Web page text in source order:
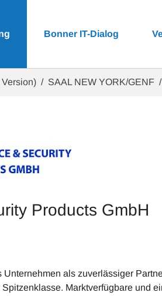
Bonner IT-Dialog
SAAL NEW YORK/GENF
Products GmbH
41
als zuverlässiger
Marktverfügbare und